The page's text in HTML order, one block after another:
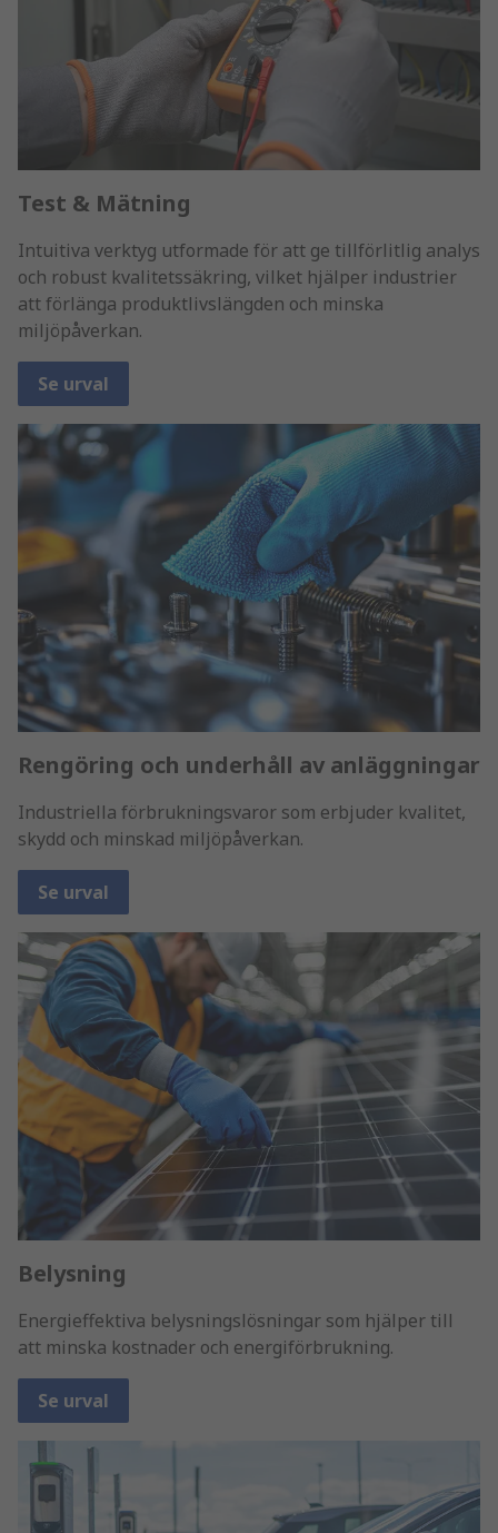
Test & Mätning
Intuitiva verktyg utformade för att ge tillförlitlig analys
och robust kvalitetssäkring, vilket hjälper industrier
att förlänga produktlivslängden och minska
miljöpåverkan.
Se urval
Rengöring och underhåll av anläggningar
Industriella förbrukningsvaror som erbjuder kvalitet,
skydd och minskad miljöpåverkan.
Se urval
Belysning
Energieffektiva belysningslösningar som hjälper till
att minska kostnader och energiförbrukning.
Se urval